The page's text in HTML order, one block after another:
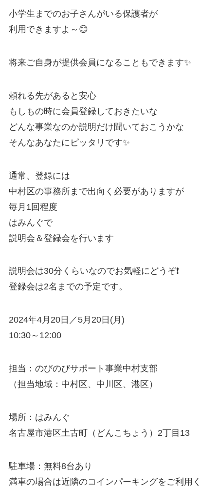
小学生までのお子さんがいる保護者が
利用できますよ～😊
将来ご自身が提供会員になることもできます✨
頼れる先があると安心
もしもの時に会員登録しておきたいな
どんな事業なのか説明だけ聞いておこうかな
そんなあなたにピッタリです✨
通常、登録には
中村区の事務所まで出向く必要がありますが
毎月1回程度
はみんぐで
説明会＆登録会を行います
説明会は30分くらいなのでお気軽にどうぞ❗️
登録会は2名までの予定です。
2024年4月20日／5月20日(月)
10:30～12:00
担当：のびのびサポート事業中村支部
（担当地域：中村区、中川区、港区）
場所：はみんぐ
名古屋市港区土古町（どんこちょう）2丁目13
駐車場：無料8台あり
満車の場合は近隣のコインパーキングをご利用く